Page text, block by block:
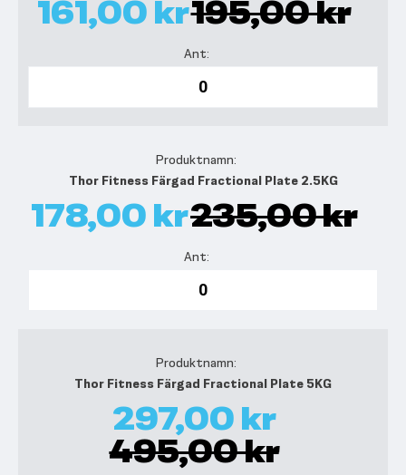
161,00 kr195,00 kr
Thor Fitness Färgad Fractional Plate 2.5KG
178,00 kr235,00 kr
Thor Fitness Färgad Fractional Plate 5KG
297,00 kr
495,00 kr